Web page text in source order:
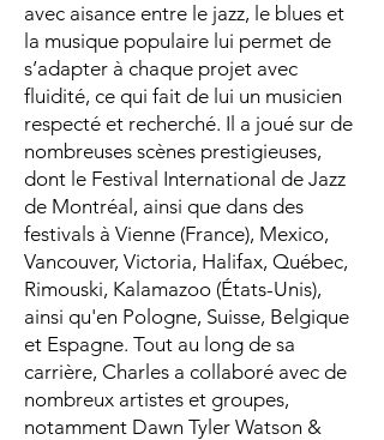
avec aisance entre le jazz, le blues et
la musique populaire lui permet de
s’adapter à chaque projet avec
fluidité, ce qui fait de lui un musicien
respecté et recherché. Il a joué sur de
nombreuses scènes prestigieuses,
dont le Festival International de Jazz
de Montréal, ainsi que dans des
festivals à Vienne (France), Mexico,
Vancouver, Victoria, Halifax, Québec,
Rimouski, Kalamazoo (États-Unis),
ainsi qu'en Pologne, Suisse, Belgique
et Espagne. Tout au long de sa
carrière, Charles a collaboré avec de
nombreux artistes et groupes,
notamment Dawn Tyler Watson &